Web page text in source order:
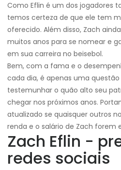
Como Eflin é um dos jogadores
temos certeza de que ele tem
oferecido. Além disso, Zach
muitos anos para se nomear e
em sua carreira no beisebol.
Bem, com a fama e o
cada dia, é apenas uma
testemunhar o quão alto seu
chegar nos próximos anos.
atualizado se quaisquer outros
renda e o salário de Zach forem
Zach Eflin -
redes sociais